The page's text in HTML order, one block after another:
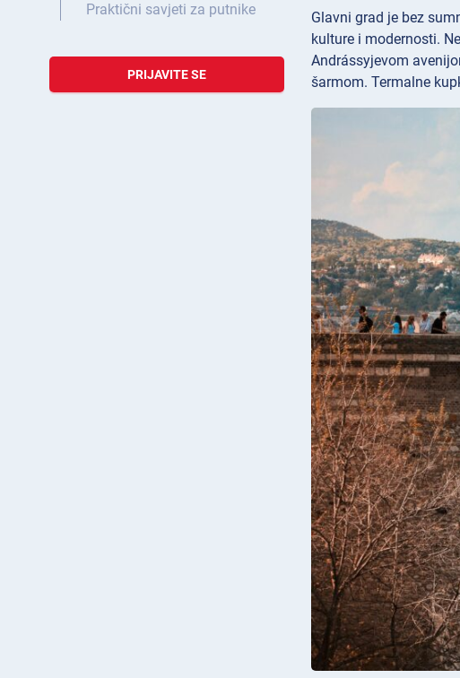
Praktični savjeti za putnike
PRIJAVITE SE
Glavni grad je bez
kulture i modernosti.
Andrássyjevom
šarmom. Termalne